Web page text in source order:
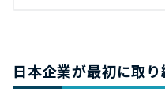
日本企業が最初に取